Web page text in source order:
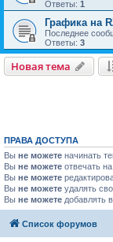
Ответы: 1
Графика на
Последнее
Ответы: 3
Новая тема
ПРАВА ДОСТУПА
Вы не можете начинать
Вы не можете отвечать
Вы не можете
Вы не можете удалять
Вы не можете добавлять
Список форумов